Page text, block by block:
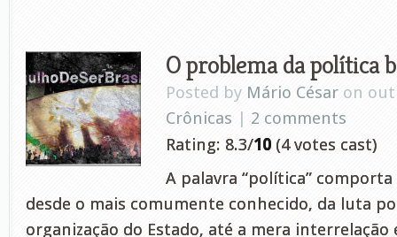
O problema da política
Posted by Mário César on
Crônicas | 2 comments
Rating: 8.3/10 (4 votes cast)
A palavra “política”
desde o mais comumente conhecido, da luta
organização do Estado, até a mera interrelação